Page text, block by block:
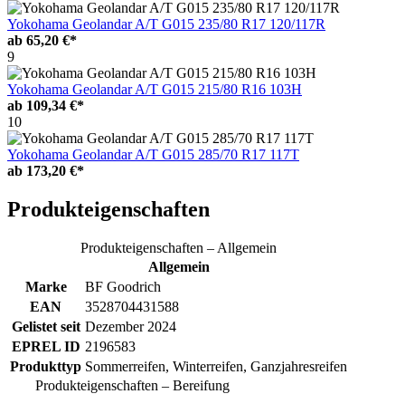
Yokohama Geolandar A/T G015 235/80 R17 120/117R
ab 65,20 €*
9
Yokohama Geolandar A/T G015 215/80 R16 103H
ab 109,34 €*
10
Yokohama Geolandar A/T G015 285/70 R17 117T
ab 173,20 €*
Produkteigenschaften
Produkteigenschaften – Allgemein
Allgemein
Marke
BF Goodrich
EAN
3528704431588
Gelistet seit Dezember 2024
EPREL ID 2196583
Produkttyp Sommerreifen, Winterreifen, Ganzjahresreifen
Produkteigenschaften – Bereifung